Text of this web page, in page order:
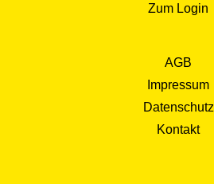
Zum Login
AGB
Impressum
Datenschutz
Kontakt